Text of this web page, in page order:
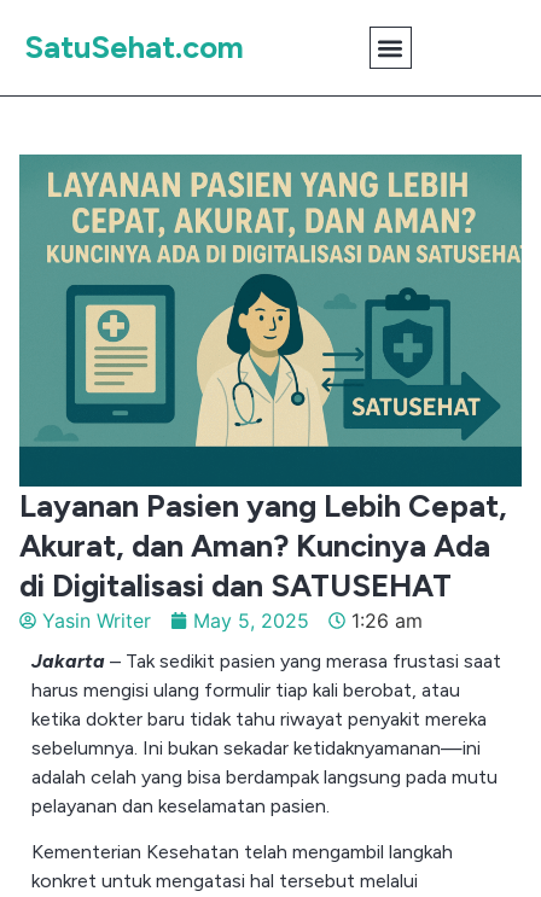
SatuSehat.com
Layanan Pasien yang Lebih Cepat,
Akurat, dan Aman? Kuncinya Ada
di Digitalisasi dan SATUSEHAT
Yasin Writer May 5, 2025 1:26 am
Jakarta – Tak sedikit pasien yang merasa frustasi saat
harus mengisi ulang formulir tiap kali berobat, atau
ketika dokter baru tidak tahu riwayat penyakit mereka
sebelumnya. Ini bukan sekadar ketidaknyamanan—ini
adalah celah yang bisa berdampak langsung pada mutu
pelayanan dan keselamatan pasien.
Kementerian Kesehatan telah mengambil langkah
konkret untuk mengatasi hal tersebut melalui